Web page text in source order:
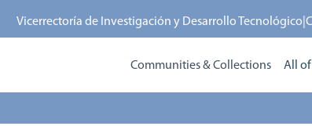
Vicerrectoría de Investigación y Desarrollo Tecnológico |
Communities & Collections All